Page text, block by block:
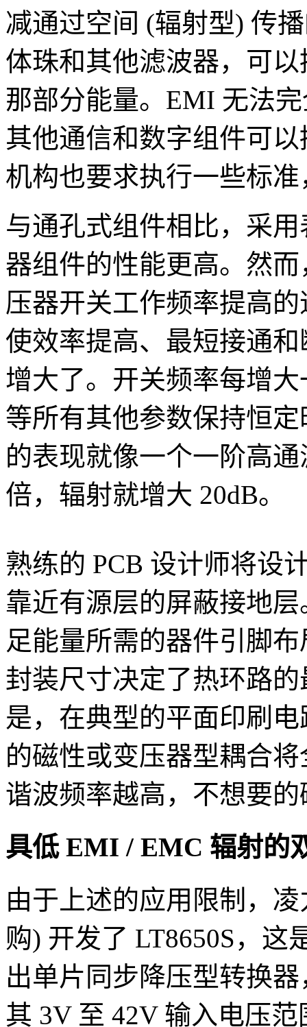
减通过空间 (辐射型) 传
体珠和其他滤波器，可
那部分能量。EMI 无法
其他通信和数字组件可
机构也要求执行一些标
与通孔式组件相比，采
器组件的性能更高。然
压器开关工作频率提高
使效率提高、最短接通
增大了。开关频率每增
等所有其他参数保持恒
的表现就像一个一阶高
倍，辐射就增大 20dB。
熟练的 PCB 设计师将设
靠近有源层的屏蔽接地
足能量所需的器件引脚
封装尺寸决定了热环路
是，在典型的平面印刷
的磁性或变压器型耦合
谐波频率越高，不想要
具低 EMI / EMC 辐射的
由于上述的应用限制，
购) 开发了 LT8650S，
出单片同步降压型转换
其 3V 至 42V 输入电压